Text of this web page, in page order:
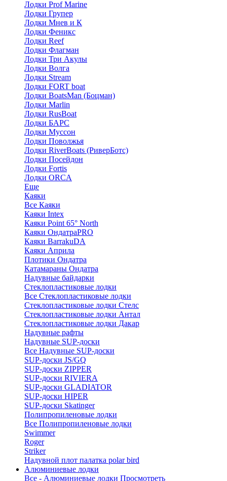
Лодки Prof Marine
Лодки Групер
Лодки Мнев и К
Лодки Феникс
Лодки Reef
Лодки Флагман
Лодки Три Акулы
Лодки Волга
Лодки Stream
Лодки FORT boat
Лодки BoatsMan (Боцман)
Лодки Marlin
Лодки RusBoat
Лодки БАРС
Лодки Муссон
Лодки Поволжья
Лодки RiverBoats (РиверБотс)
Лодки Посейдон
Лодки Fortis
Лодки ORCA
Еще
Каяки
Все Каяки
Каяки Intex
Каяки Point 65° North
Каяки ОндатраPRO
Каяки BarrakuDA
Каяки Априла
Плотики Ондатра
Катамараны Ондатра
Надувные байдарки
Стеклопластиковые лодки
Все Стеклопластиковые лодки
Стеклопластиковые лодки Стелс
Стеклопластиковые лодки Антал
Стеклопластиковые лодки Дакар
Надувные рафты
Надувные SUP-доски
Все Надувные SUP-доски
SUP-доски JS/GQ
SUP-доски ZIPPER
SUP-доски RIVIERA
SUP-доски GLADIATOR
SUP-доски HIPER
SUP-доски Skatinger
Полипропиленовые лодки
Все Полипропиленовые лодки
Swimmer
Roger
Striker
Надувной плот палатка polar bird
Алюминиевые лодки
Все - Алюминиевые лодки Просмотреть